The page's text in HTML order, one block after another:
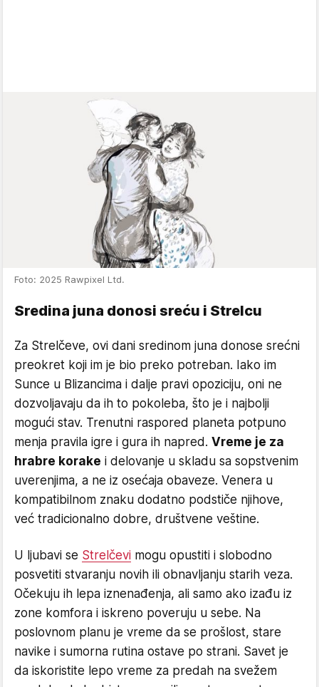
Foto: 2025 Rawpixel Ltd.
Sredina juna donosi sreću i Strelcu
Za Strelčeve, ovi dani sredinom juna donose srećni
preokret koji im je bio preko potreban. Iako im
Sunce u Blizancima i dalje pravi opoziciju, oni ne
dozvoljavaju da ih to pokoleba, što je i najbolji
mogući stav. Trenutni raspored planeta potpuno
menja pravila igre i gura ih napred. Vreme je za
hrabre korake i delovanje u skladu sa sopstvenim
uverenjima, a ne iz osećaja obaveze. Venera u
kompatibilnom znaku dodatno podstiče njihove,
već tradicionalno dobre, društvene veštine.
U ljubavi se Strelčevi mogu opustiti i slobodno
posvetiti stvaranju novih ili obnavljanju starih veza.
Očekuju ih lepa iznenađenja, ali samo ako izađu iz
zone komfora i iskreno poveruju u sebe. Na
poslovnom planu je vreme da se prošlost, stare
navike i sumorna rutina ostave po strani. Savet je
da iskoristite lepo vreme za predah na svežem